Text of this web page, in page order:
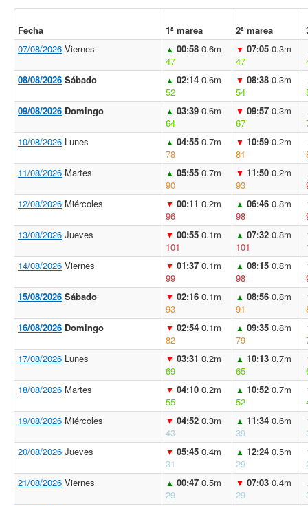
Fecha 1ª marea 2ª marea
07/08/2026 Viernes ▲ 00:58 0.6m
47
▼ 07:05 0.3m
47
08/08/2026 Sábado ▲ 02:14 0.6m
52
▼ 08:38 0.3m
54
09/08/2026 Domingo ▲ 03:39 0.6m
64
▼ 09:57 0.3m
67
10/08/2026 Lunes ▲ 04:55 0.7m
78
▼ 10:59 0.2m
81
11/08/2026 Martes ▲ 05:55 0.7m
90
▼ 11:50 0.2m
93
12/08/2026 Miércoles ▼ 00:11 0.2m
96
▲ 06:46 0.8m
98
13/08/2026 Jueves ▼ 00:55 0.1m
101
▲ 07:32 0.8m
101
14/08/2026 Viernes ▼ 01:37 0.1m
99
▲ 08:15 0.8m
98
15/08/2026 Sábado ▼ 02:16 0.1m
93
▲ 08:56 0.8m
91
16/08/2026 Domingo ▼ 02:54 0.1m
82
▲ 09:35 0.8m
79
17/08/2026 Lunes ▼ 03:31 0.2m
69
▲ 10:13 0.7m
65
18/08/2026 Martes ▼ 04:10 0.2m
55
▲ 10:52 0.7m
52
19/08/2026 Miércoles ▼ 04:52 0.3m
43
▲ 11:34 0.6m
39
20/08/2026 Jueves ▼ 05:45 0.4m
31
▲ 12:24 0.5m
29
21/08/2026 Viernes ▲ 00:47 0.5m
29
▼ 07:03 0.4m
29